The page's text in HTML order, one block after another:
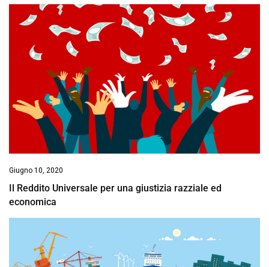
Giugno 10, 2020
Il Reddito Universale per una giustizia razziale ed
economica